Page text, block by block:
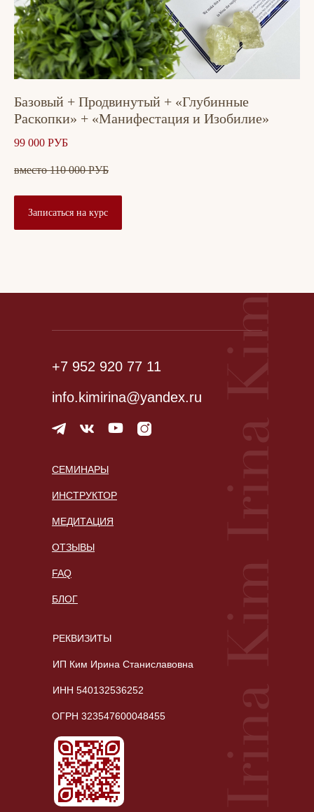
Базовый + Продвинутый + «Глубинные
Раскопки» + «Манифестация и Изобилие»
99 000 РУБ
вместо 110 000 РУБ
Записаться на курс
ИП Ким Ирина Станиславовна
ИНН 540132536252
ОГРН 323547600048455
info.kimirina@yandex.ru
ИНСТРУКТОР
СЕМИНАРЫ
РЕКВИЗИТЫ
ОТЗЫВЫ
МЕДИТАЦИЯ
FAQ
БЛОГ
+7 952 920 77 11